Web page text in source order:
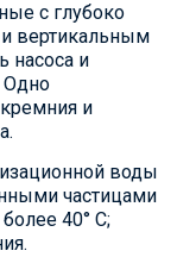
с глубоко
вертикальным
насоса и
Одно
и
воды
частицами
40° С;